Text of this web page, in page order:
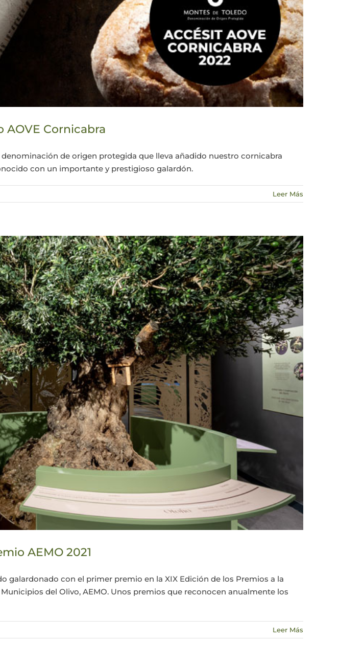
AOVE Cornicabra
de origen protegida que lleva añadido nuestro cornicabra
con un importante y prestigioso galardón.
Leer Más
AEMO 2021
galardonado con el primer premio en la XIX Edición de los Premios a la
del Olivo, AEMO. Unos premios que reconocen anualmente los
Leer Más